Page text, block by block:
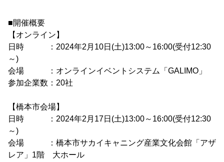
■開催概要
【オンライン】
日時 ：2024年2月10日(土)13:00～16:00(受付12:30
～)
会場 ：オンラインイベントシステム「GALIMO」
参加企業数：20社
【橋本市会場】
日時 ：2024年2月17日(土)13:00～16:00(受付12:30
～)
会場 ：橋本市サカイキャニング産業文化会館「アザ
レア」1階 大ホール